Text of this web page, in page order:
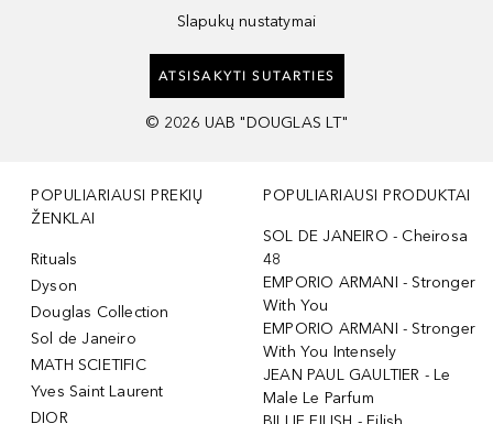
Slapukų nustatymai
ATSISAKYTI SUTARTIES
© 2026 UAB "DOUGLAS LT"
POPULIARIAUSI PREKIŲ
ŽENKLAI
Rituals
Dyson
Douglas Collection
Sol de Janeiro
MATH SCIETIFIC
Yves Saint Laurent
DIOR
POPULIARIAUSI PRODUKTAI
SOL DE JANEIRO - Cheirosa
48
EMPORIO ARMANI - Stronger
With You
EMPORIO ARMANI - Stronger
With You Intensely
JEAN PAUL GAULTIER - Le
Male Le Parfum